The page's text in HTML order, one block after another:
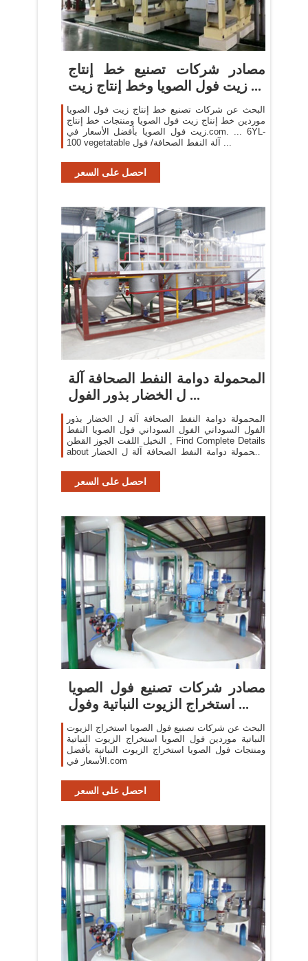
مصادر شركات تصنيع خط إنتاج
زيت فول الصويا وخط إنتاج زيت ...
البحث عن شركات تصنيع خط إنتاج زيت فول الصويا
موردين خط إنتاج زيت فول الصويا ومنتجات خط إنتاج
زيت فول الصويا بأفضل الأسعار في.com. ... 6YL-
100 vegetatable آلة النفط الصحافة/ فول ...
احصل على السعر
المحمولة دوامة النفط الصحافة آلة
ل الخضار بذور الفول ...
المحمولة دوامة النفط الصحافة آلة ل الخضار بذور
الفول السوداني الفول السوداني فول الصويا النفط
النخيل اللفت الجوز القطن , Find Complete Details
about المحمولة دوامة النفط الصحافة آلة ل الخضار
احصل على السعر
مصادر شركات تصنيع فول الصويا
استخراج الزيوت النباتية وفول ...
البحث عن شركات تصنيع فول الصويا استخراج الزيوت
النباتية موردين فول الصويا استخراج الزيوت النباتية
ومنتجات فول الصويا استخراج الزيوت النباتية بأفضل
الأسعار في.com
احصل على السعر